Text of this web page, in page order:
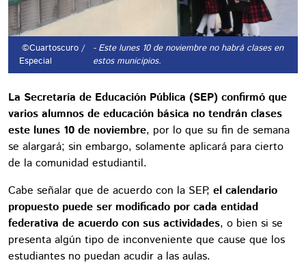
©Cuartoscuro /
Especial
- Este lunes 10 de noviembre no habrá clases en
estos municipios.
La Secretaría de Educación Pública (SEP) confirmó que
varios alumnos de educación básica no tendrán clases
este lunes 10 de noviembre, por lo que su fin de semana
se alargará; sin embargo, solamente aplicará para cierto
de la comunidad estudiantil.
Cabe señalar que de acuerdo con la SEP, el calendario
propuesto puede ser modificado por cada entidad
federativa de acuerdo con sus actividades, o bien si se
presenta algún tipo de inconveniente que cause que los
estudiantes no puedan acudir a las aulas.